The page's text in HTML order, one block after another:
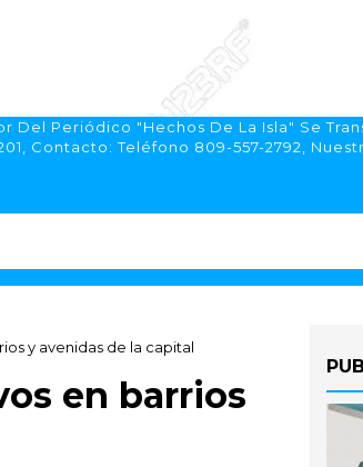
Periódico "Hechos De La Isla" Se
Contacto: Teléfono 809-557-2792,
y avenidas de la capital
en barrios